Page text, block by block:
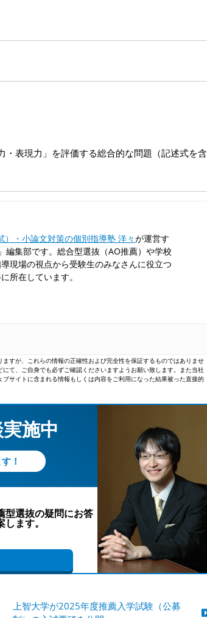
表現力」を評価する総合的な問題（記述式を含
・小論文対策の個別指導塾 洋々が運営す
編集部です。総合型選抜（AO推薦）や学校
現場の視点から受験生のみなさんに役立つ
所在しています。
すが、これらの情報の正確性および完全性を保証するものではありませ
て、ご自身でも必ずご確認くださいますようお願い致します。また当社
サイトに含まれる情報もしくは内容をご利用になった結果被った直接的
施中
！
型選抜の疑問にお答
ます。
上智大学が2025年度推薦入学試験（公募